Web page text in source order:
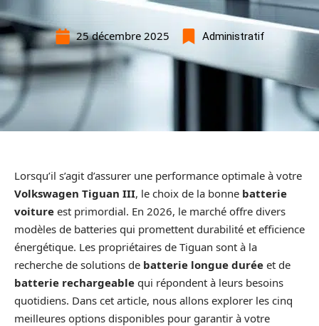
25 décembre 2025 Administratif
Lorsqu’il s’agit d’assurer une performance optimale à votre
Volkswagen Tiguan III, le choix de la bonne batterie
voiture est primordial. En 2026, le marché offre divers
modèles de batteries qui promettent durabilité et efficience
énergétique. Les propriétaires de Tiguan sont à la
recherche de solutions de batterie longue durée et de
batterie rechargeable qui répondent à leurs besoins
quotidiens. Dans cet article, nous allons explorer les cinq
meilleures options disponibles pour garantir à votre